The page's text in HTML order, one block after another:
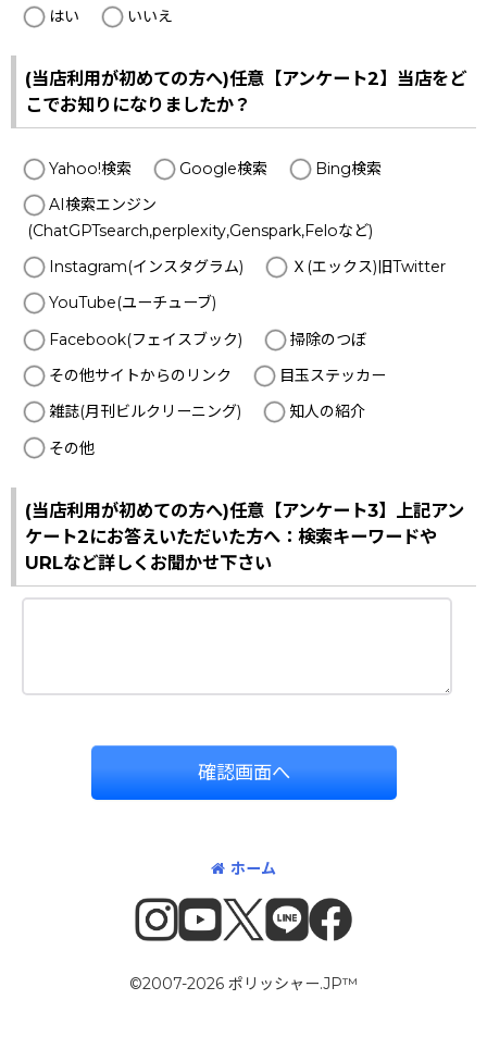
はい いいえ
(当店利用が初めての方へ)任意【アンケート2】当店をど
こでお知りになりましたか？
Yahoo!検索 Google検索
Bing検索
AI検索エンジン
(ChatGPTsearch,perplexity,Genspark,Feloなど)
Instagram(インスタグラム)
Ｘ(エックス)旧Twitter
YouTube(ユーチューブ)
Facebook(フェイスブック)
掃除のつぼ
その他サイトからのリンク
目玉ステッカー
雑誌(月刊ビルクリーニング)
知人の紹介
その他
(当店利用が初めての方へ)任意【アンケート3】上記アン
ケート2にお答えいただいた方へ：検索キーワードや
URLなど詳しくお聞かせ下さい
確認画面へ
ホーム
©2007-2026 ポリッシャー.JP™